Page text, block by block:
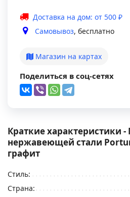
Доставка на дом: от 500 ₽
Самовывоз, бесплатно
Магазин на картах
Поделиться в соц-сетях
Краткие характеристики
нержавеющей стали
графит
Стиль:
Страна: